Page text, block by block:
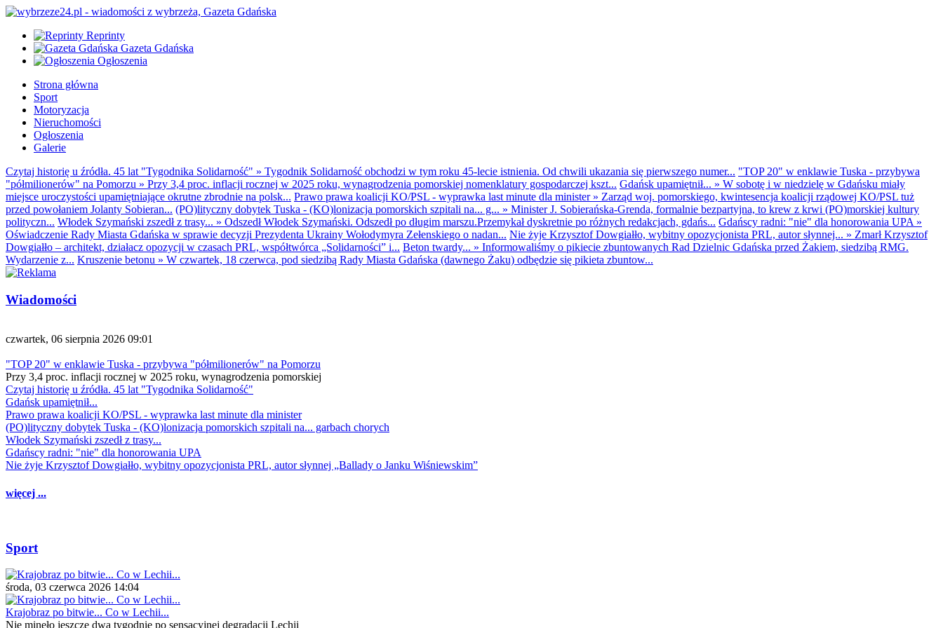
Reprinty
Gazeta Gdańska
Ogłoszenia
Strona główna
Sport
Motoryzacja
Nieruchomości
Ogłoszenia
Galerie
Czytaj historię u źródła. 45 lat "Tygodnika Solidarność" » Tygodnik Solidarność obchodzi w tym roku 45-lecie istnienia. Od chwili ukazania się pierwszego numer... "TOP 20" w enklawie Tuska - przybywa
"półmilionerów" na Pomorzu » Przy 3,4 proc. inflacji rocznej w 2025 roku, wynagrodzenia pomorskiej nomenklatury gospodarczej kszt... Gdańsk upamiętnił... » W sobotę i w niedzielę w Gdańsku miały
miejsce uroczystości upamiętniające okrutne zbrodnie na polsk... Prawo prawa koalicji KO/PSL - wyprawka last minute dla minister» Zarząd woj. pomorskiego, kwintesencja koalicji rządowej KO/PSL tuż
przed powołaniem Jolanty Sobieran... (PO)lityczny dobytek Tuska - (KO)lonizacja pomorskich szpitali na... g... » Minister J. Sobierańska-Grenda, formalnie bezpartyjna, to krew z krwi (PO)morskiej kultury
polityczn... Włodek Szymański zszedł z trasy... » Odszedł Włodek Szymański. Odszedł po długim marszu.Przemykał dyskretnie po różnych redakcjach, gdańs... Gdańscy radni: "nie" dla honorowania UPA »
Oświadczenie Rady Miasta Gdańska w sprawie decyzji Prezydenta Ukrainy Wołodymyra Zełenskiego o nadan... Nie żyje Krzysztof Dowgiałło, wybitny opozycjonista PRL, autor słynnej... » Zmarł Krzysztof
Dowgiałło – architekt, działacz opozycji w czasach PRL, współtwórca „Solidarności” i... Beton twardy... » Informowaliśmy o pikiecie zbuntowanych Rad Dzielnic Gdańska przed Żakiem, siedzibą RMG.
Wydarzenie z... Kruszenie betonu » W czwartek, 18 czerwca, pod siedzibą Rady Miasta Gdańska (dawnego Żaku) odbędzie się pikieta zbuntow...
Wiadomości
czwartek, 06 sierpnia 2026 09:01
"TOP 20" w enklawie Tuska - przybywa "półmilionerów" na Pomorzu
Przy 3,4 proc. inflacji rocznej w 2025 roku, wynagrodzenia pomorskiej
Czytaj historię u źródła. 45 lat "Tygodnika Solidarność"
Gdańsk upamiętnił...
Prawo prawa koalicji KO/PSL - wyprawka last minute dla minister
(PO)lityczny dobytek Tuska - (KO)lonizacja pomorskich szpitali na... garbach chorych
Włodek Szymański zszedł z trasy...
Gdańscy radni: "nie" dla honorowania UPA
Nie żyje Krzysztof Dowgiałło, wybitny opozycjonista PRL, autor słynnej „Ballady o Janku Wiśniewskim”
więcej ...
Sport
środa, 03 czerwca 2026 14:04
Krajobraz po bitwie... Co w Lechii...
Nie minęło jeszcze dwa tygodnie po sensacyjnej degradacji Lechii